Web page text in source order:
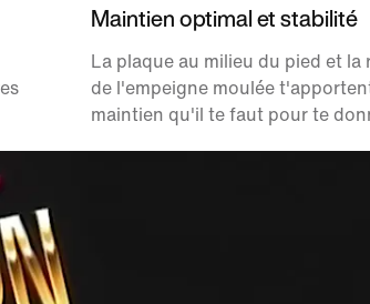
Maintien optimal et stabilité
La plaque au milieu du pied et la
de l'empeigne moulée
maintien qu'il te faut pour te